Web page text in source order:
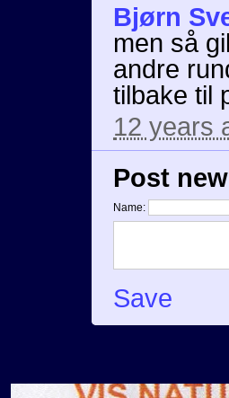
Bjørn
men så
andre
tilbake til
12 years
Post
Name:
Save